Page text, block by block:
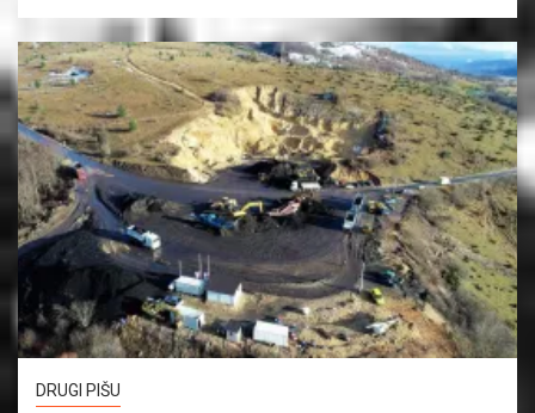
DRUGI PIŠU